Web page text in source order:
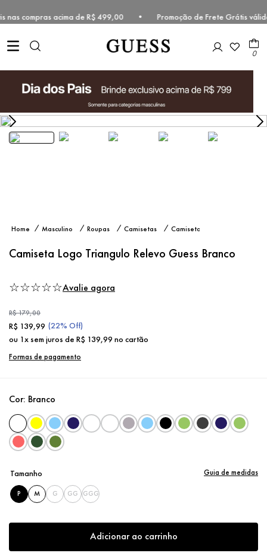
nas compras acima de R$ 499,00 • Promoção de Frete
0
Masculino Roupas Camisetas
Camiseta
Relevo
Guess
Camiseta Logo Triangulo Relevo Guess Branco
☆☆☆☆☆Avalie agora
R$179,00
R$ 139,99 (22% Off)
ou 1x sem juros de R$ 139,99 no cartão
Formas de pagamento
Cor: Branco
Tamanho
P M G GG GGG
Guia de medidas
Adicionar ao carrinho